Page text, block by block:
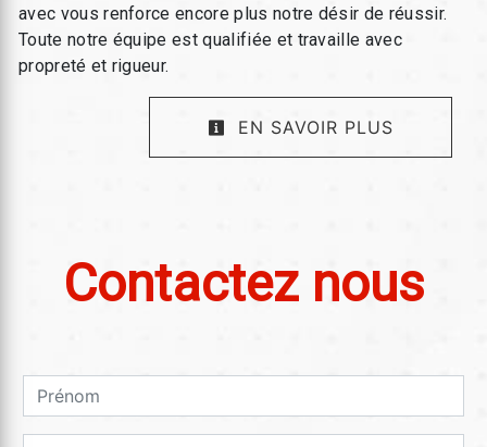
avec vous renforce encore plus notre désir de réussir.
Toute notre équipe est qualifiée et travaille avec
propreté et rigueur.
EN SAVOIR PLUS
Contactez nous